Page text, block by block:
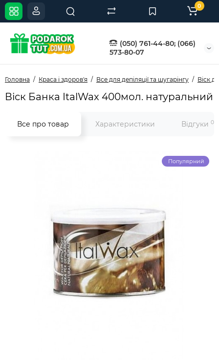
(050) 761-44-80; (066)
573-80-07
0
Головна Краса і здоров'я Все для депіляції та шугарінгу Віск
Віск Банка ItalWax 400мол. натуральний
Все про товар Характеристики Відгуки 0
Популярний